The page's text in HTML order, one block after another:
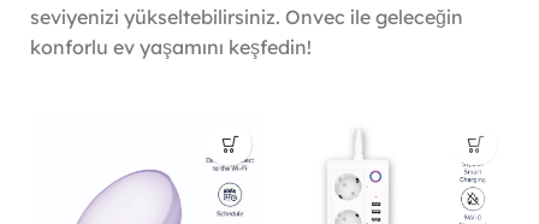
seviyenizi yükseltebilirsiniz. Onvec ile geleceğin
konforlu ev yaşamını keşfedin!